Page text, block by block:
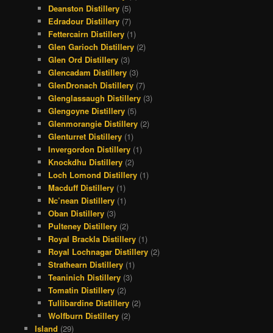
Deanston Distillery (5)
Edradour Distillery (7)
Fettercairn Distillery (1)
Glen Garioch Distillery (2)
Glen Ord Distillery (3)
Glencadam Distillery (3)
GlenDronach Distillery (7)
Glenglassaugh Distillery (3)
Glengoyne Distillery (5)
Glenmorangie Distillery (2)
Glenturret Distillery (1)
Invergordon Distillery (1)
Knockdhu Distillery (2)
Loch Lomond Distillery (1)
Macduff Distillery (1)
Nc’nean Distillery (1)
Oban Distillery (3)
Pulteney Distillery (2)
Royal Brackla Distillery (1)
Royal Lochnagar Distillery (2)
Strathearn Distillery (1)
Teaninich Distillery (3)
Tomatin Distillery (2)
Tullibardine Distillery (2)
Wolfburn Distillery (2)
Island (29)